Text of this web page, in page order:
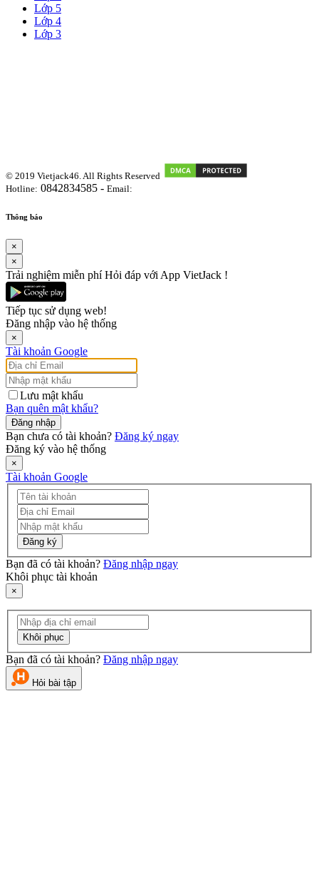
Lớp 5
Lớp 4
Lớp 3
© 2019 Vietjack46. All Rights Reserved
Hotline: 0842834585 - Email:
Thông báo
×
×
Trải nghiệm miễn phí Hỏi đáp với App VietJack !
Tiếp tục sử dụng web!
Đăng nhập vào hệ thống
×
Tài khoản Google
Lưu mật khẩu
Bạn quên mật khẩu?
Đăng nhập
Bạn chưa có tài khoản? Đăng ký ngay
Đăng ký vào hệ thống
×
Tài khoản Google
Đăng ký
Bạn đã có tài khoản? Đăng nhập ngay
Khôi phục tài khoản
×
Khôi phục
Bạn đã có tài khoản? Đăng nhập ngay
Hỏi bài tập